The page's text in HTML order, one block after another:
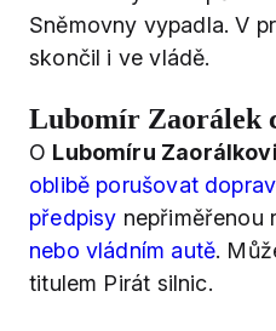
Sněmovny vypadla. V
skončil i ve vládě.
Lubomír Zaorálek
O Lubomíru Zaorálkovi
oblibě porušovat
předpisy nepřiměřenou
nebo vládním autě.
titulem Pirát silnic.